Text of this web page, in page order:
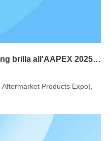
L'industria Pingxiang Bowang brilla all'AAPEX 2025: le innovazioni nell'illuminazione automobilistica a LED sono al centro della scena presso lo stand C65001
Aftermarket Products Expo),